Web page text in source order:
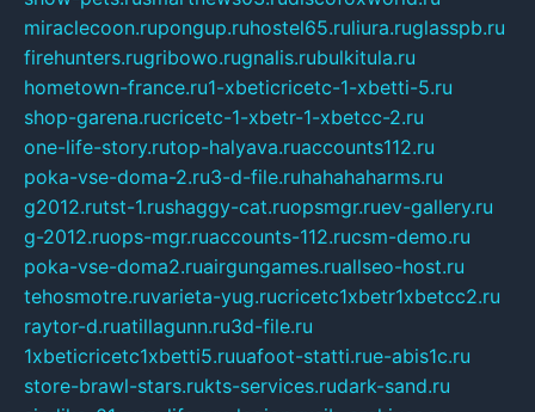
miraclecoon.rupongup.ruhostel65.ruliura.ruglasspb.ru
firehunters.rugribowo.rugnalis.rubulkitula.ru
hometown-france.ru1-xbeticricetc-1-xbetti-5.ru
shop-garena.rucricetc-1-xbetr-1-xbetcc-2.ru
one-life-story.rutop-halyava.ruaccounts112.ru
poka-vse-doma-2.ru3-d-file.ruhahahaharms.ru
g2012.rutst-1.rushaggy-cat.ruopsmgr.ruev-gallery.ru
g-2012.ruops-mgr.ruaccounts-112.rucsm-demo.ru
poka-vse-doma2.ruairgungames.ruallseo-host.ru
tehosmotre.ruvarieta-yug.rucricetc1xbetr1xbetcc2.ru
raytor-d.ruatillagunn.ru3d-file.ru
1xbeticricetc1xbetti5.ruuafoot-statti.rue-abis1c.ru
store-brawl-stars.rukts-services.rudark-sand.ru